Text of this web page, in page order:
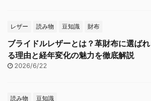
レザー 読み物 豆知識 財布
ブライドルレザーとは？革財布に選ばれ
る理由と経年変化の魅力を徹底解説
2026/6/22
読み物 豆知識